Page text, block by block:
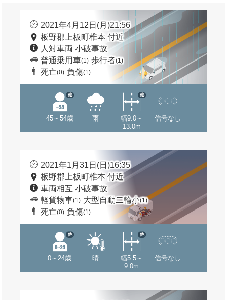
2021年4月12日(月)21:56
板野郡上板町椎本 付近
人対車両 小破事故
普通乗用車(1) 歩行者(1)
死亡(0) 負傷(1)
45～54歳
他
雨
幅9.0～
13.0m
他
信号なし
2021年1月31日(日)16:35
板野郡上板町椎本 付近
車両相互 小破事故
軽貨物車(1) 大型自動二輪小(1)
死亡(0) 負傷(1)
0～24歳
他
晴
幅5.5～
9.0m
他
信号なし